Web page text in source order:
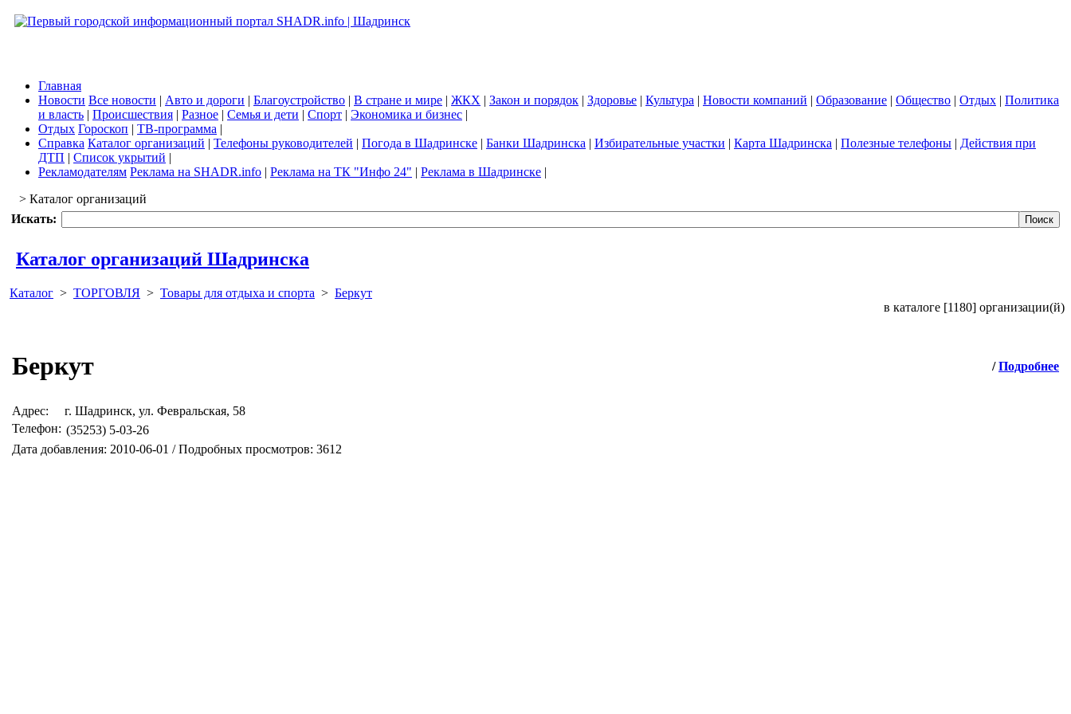
Главная
Новости Все новости | Авто и дороги | Благоустройство | В стране и мире | ЖКХ | Закон и порядок | Здоровье | Культура | Новости компаний | Образование | Общество | Отдых | Политика
и власть | Происшествия | Разное | Семья и дети | Спорт | Экономика и бизнес |
Отдых Гороскоп | ТВ-программа |
Справка Каталог организаций | Телефоны руководителей | Погода в Шадринске | Банки Шадринска | Избирательные участки | Карта Шадринска | Полезные телефоны | Действия при
ДТП | Список укрытий |
Рекламодателям Реклама на SHADR.info | Реклама на ТК "Инфо 24" | Реклама в Шадринске |
> Каталог организаций
Искать:
Каталог организаций Шадринска
Каталог > ТОРГОВЛЯ > Товары для отдыха и спорта > Беркут
в каталоге [1180] организации(й)
Беркут / Подробнее
Адрес:
г. Шадринск, ул. Февральская, 58
Телефон: (35253) 5-03-26
Дата добавления: 2010-06-01 / Подробных просмотров: 3612